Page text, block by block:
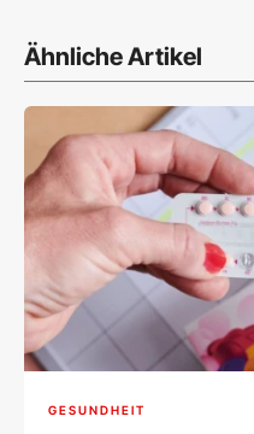
Ähnliche Artikel
GESUNDHEIT